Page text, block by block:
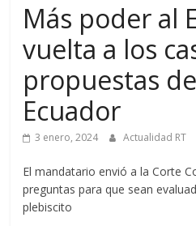
Más poder al
vuelta a los
propuestas
Ecuador
3 enero, 2024 Actualidad RT
El mandatario envió a la Corte
preguntas para que sean
plebiscito